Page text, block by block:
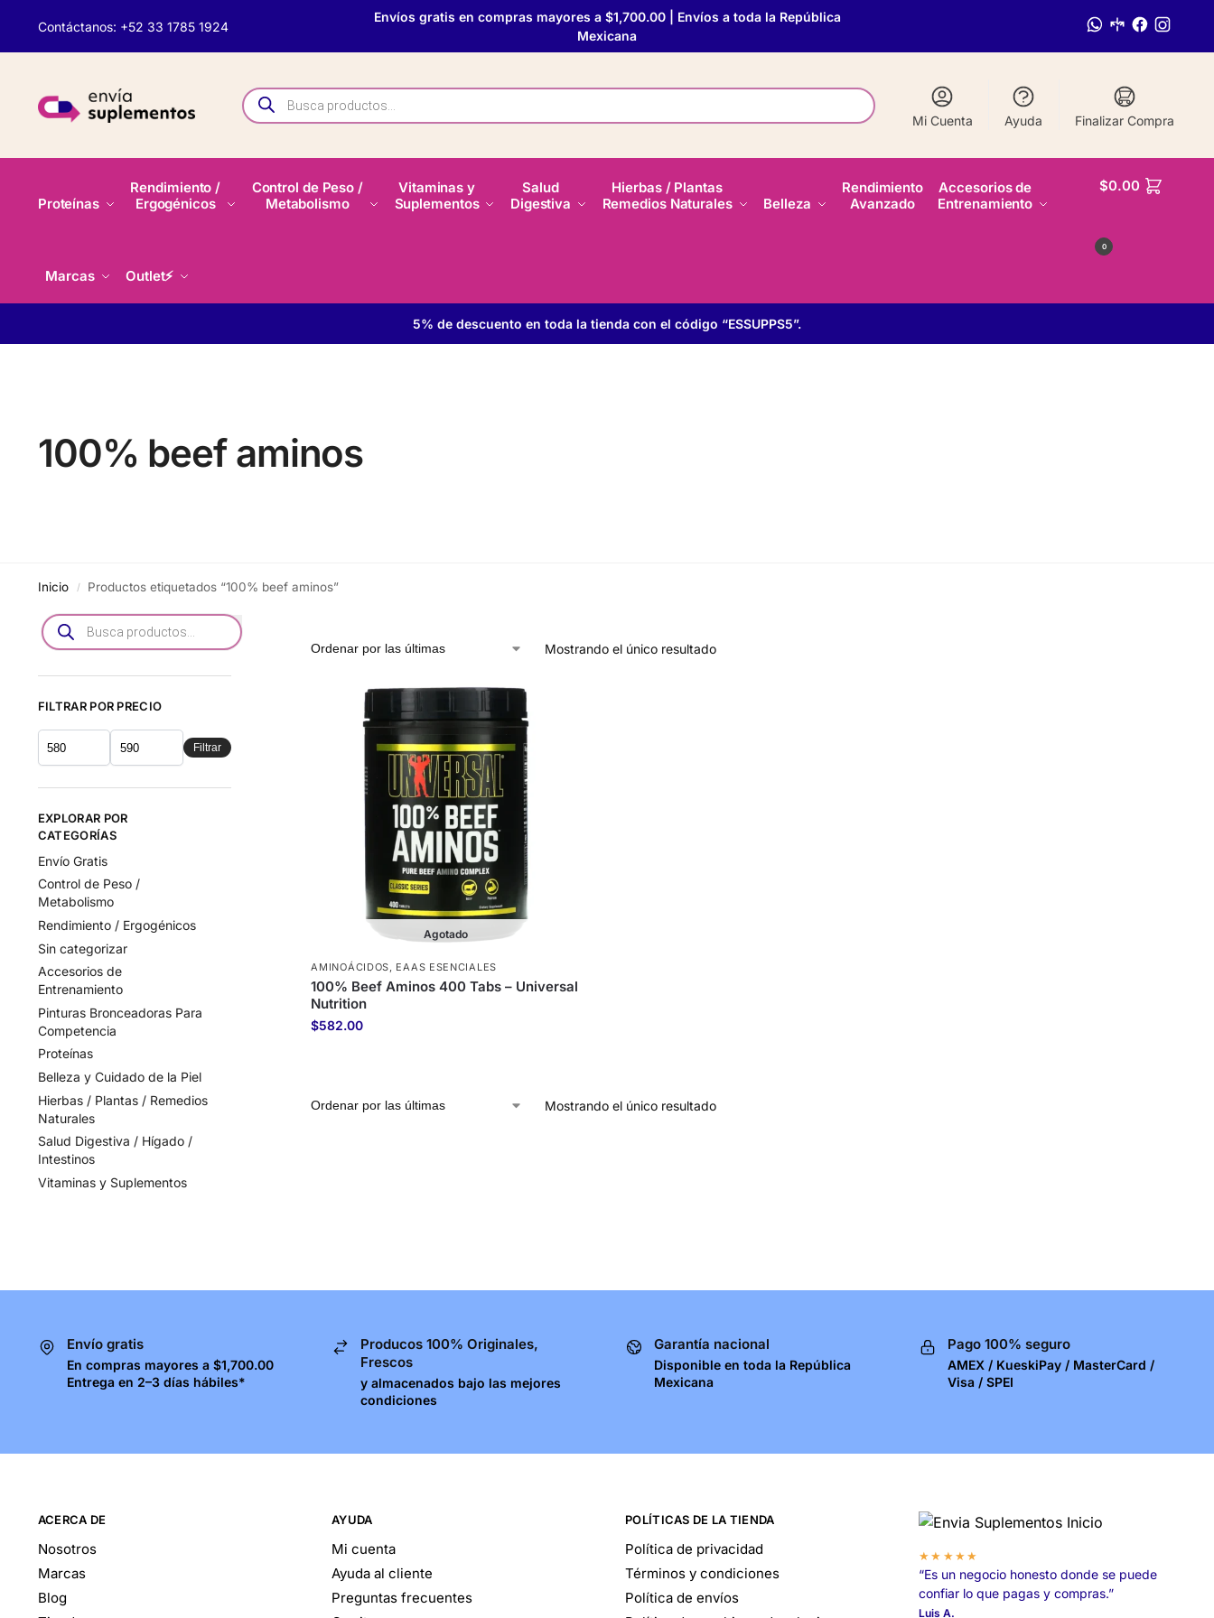
Contáctanos: +52 33 1785 1924
Envíos gratis en compras mayores a $1,700.00 | Envíos a toda la República
Mexicana
Mi Cuenta Ayuda Finalizar Compra
Proteínas
Rendimiento /
Ergogénicos
Control de Peso /
Metabolismo
Vitaminas y
Suplementos
Salud
Digestiva
Hierbas / Plantas
Remedios Naturales
Belleza
Rendimiento
Avanzado
Accesorios de
Entrenamiento
Marcas Outlet⚡
$0.00
0
5% de descuento en toda la tienda con el código “ESSUPPS5”.
100% beef aminos
Inicio / Productos etiquetados “100% beef aminos”
Mostrando el único resultado
Agotado
AMINOÁCIDOS, EAAS ESENCIALES
100% Beef Aminos 400 Tabs – Universal
Nutrition
$582.00
Mostrando el único resultado
FILTRAR POR PRECIO
Filtrar
EXPLORAR POR
CATEGORÍAS
Envío Gratis
Control de Peso /
Metabolismo
Rendimiento / Ergogénicos
Sin categorizar
Accesorios de
Entrenamiento
Pinturas Bronceadoras Para
Competencia
Proteínas
Belleza y Cuidado de la Piel
Hierbas / Plantas / Remedios
Naturales
Salud Digestiva / Hígado /
Intestinos
Vitaminas y Suplementos
Envío gratis
En compras mayores a $1,700.00
Entrega en 2–3 días hábiles*
Producos 100% Originales,
Frescos
y almacenados bajo las mejores
condiciones
Garantía nacional
Disponible en toda la República
Mexicana
Pago 100% seguro
AMEX / KueskiPay / MasterCard /
Visa / SPEI
ACERCA DE
Nosotros
Marcas
Blog
AYUDA
Mi cuenta
Ayuda al cliente
Preguntas frecuentes
POLÍTICAS DE LA TIENDA
Política de privacidad
Términos y condiciones
Política de envíos
★★★★★
“Es un negocio honesto donde se puede
confiar lo que pagas y compras.”
Luis A.